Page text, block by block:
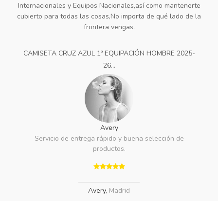
Internacionales y Equipos Nacionales,así como mantenerte
cubierto para todas las cosas,No importa de qué lado de la
frontera vengas.
CAMISETA CRUZ AZUL 1ª EQUIPACIÓN HOMBRE 2025-
26...
Avery
Servicio de entrega rápido y buena selección de
productos.
Avery, Madrid